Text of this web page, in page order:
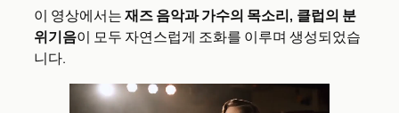
이 영상에서는재즈 음악과 가수의 목소리, 클럽의 분
위기음이 모두 자연스럽게 조화를 이루며 생성되었습
니다.